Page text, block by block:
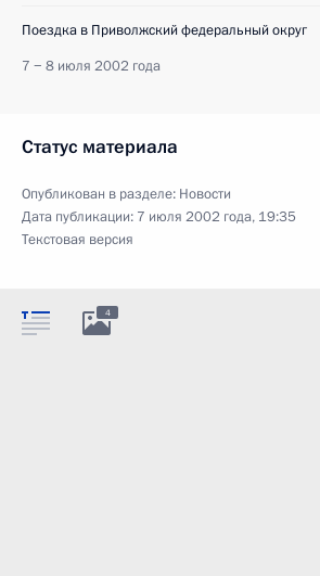
Поездка в Приволжский федеральный округ
7 − 8 июля 2002 года
Статус материала
Опубликован в разделе: Новости
Дата публикации: 7 июля 2002 года, 19:35
Текстовая версия
4